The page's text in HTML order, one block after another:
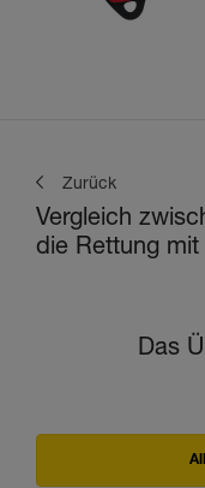
Zurück
Vergleich
die Rettung
Das